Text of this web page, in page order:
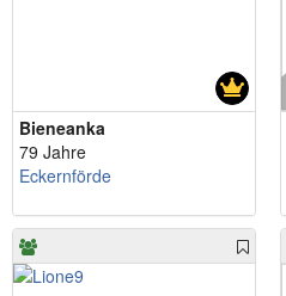
Bieneanka
79 Jahre
Eckernförde